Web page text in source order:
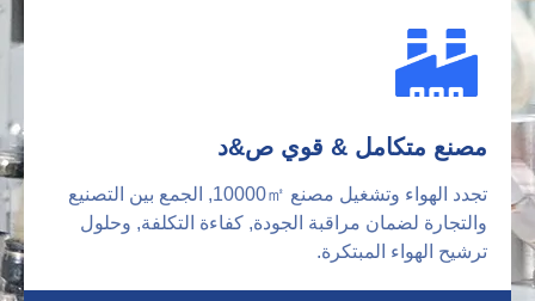
مصنع متكامل & قوي ص&د
تجدد الهواء وتشغيل مصنع 10000㎡, الجمع بين التصنيع
والتجارة لضمان مراقبة الجودة, كفاءة التكلفة, وحلول
ترشيح الهواء المبتكرة.